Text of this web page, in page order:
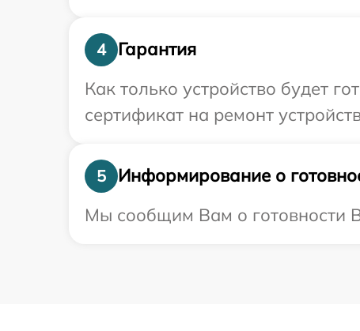
4
Гарантия
Как только устройство будет
сертификат на ремонт
5
Информирование о
Мы сообщим Вам о готовности